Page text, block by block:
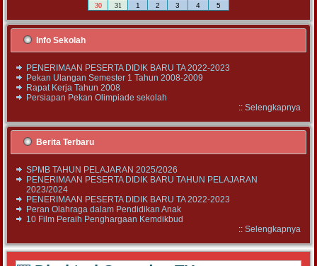
30
31 1 2 3 4 5
Info Sekolah
PENERIMAAN PESERTA DIDIK BARU TA 2022-2023
Pekan Ulangan Semester 1 Tahun 2008-2009
Rapat Kerja Tahun 2008
Persiapan Pekan Olimpiade sekolah
:: Selengkapnya
Berita Terbaru
SPMB TAHUN PELAJARAN 2025/2026
PENERIMAAN PESERTA DIDIK BARU TAHUN PELAJARAN
2023/2024
PENERIMAAN PESERTA DIDIK BARU TA 2022-2023
Peran Olahraga dalam Pendidikan Anak
10 Film Peraih Penghargaan Kemdikbud
:: Selengkapnya